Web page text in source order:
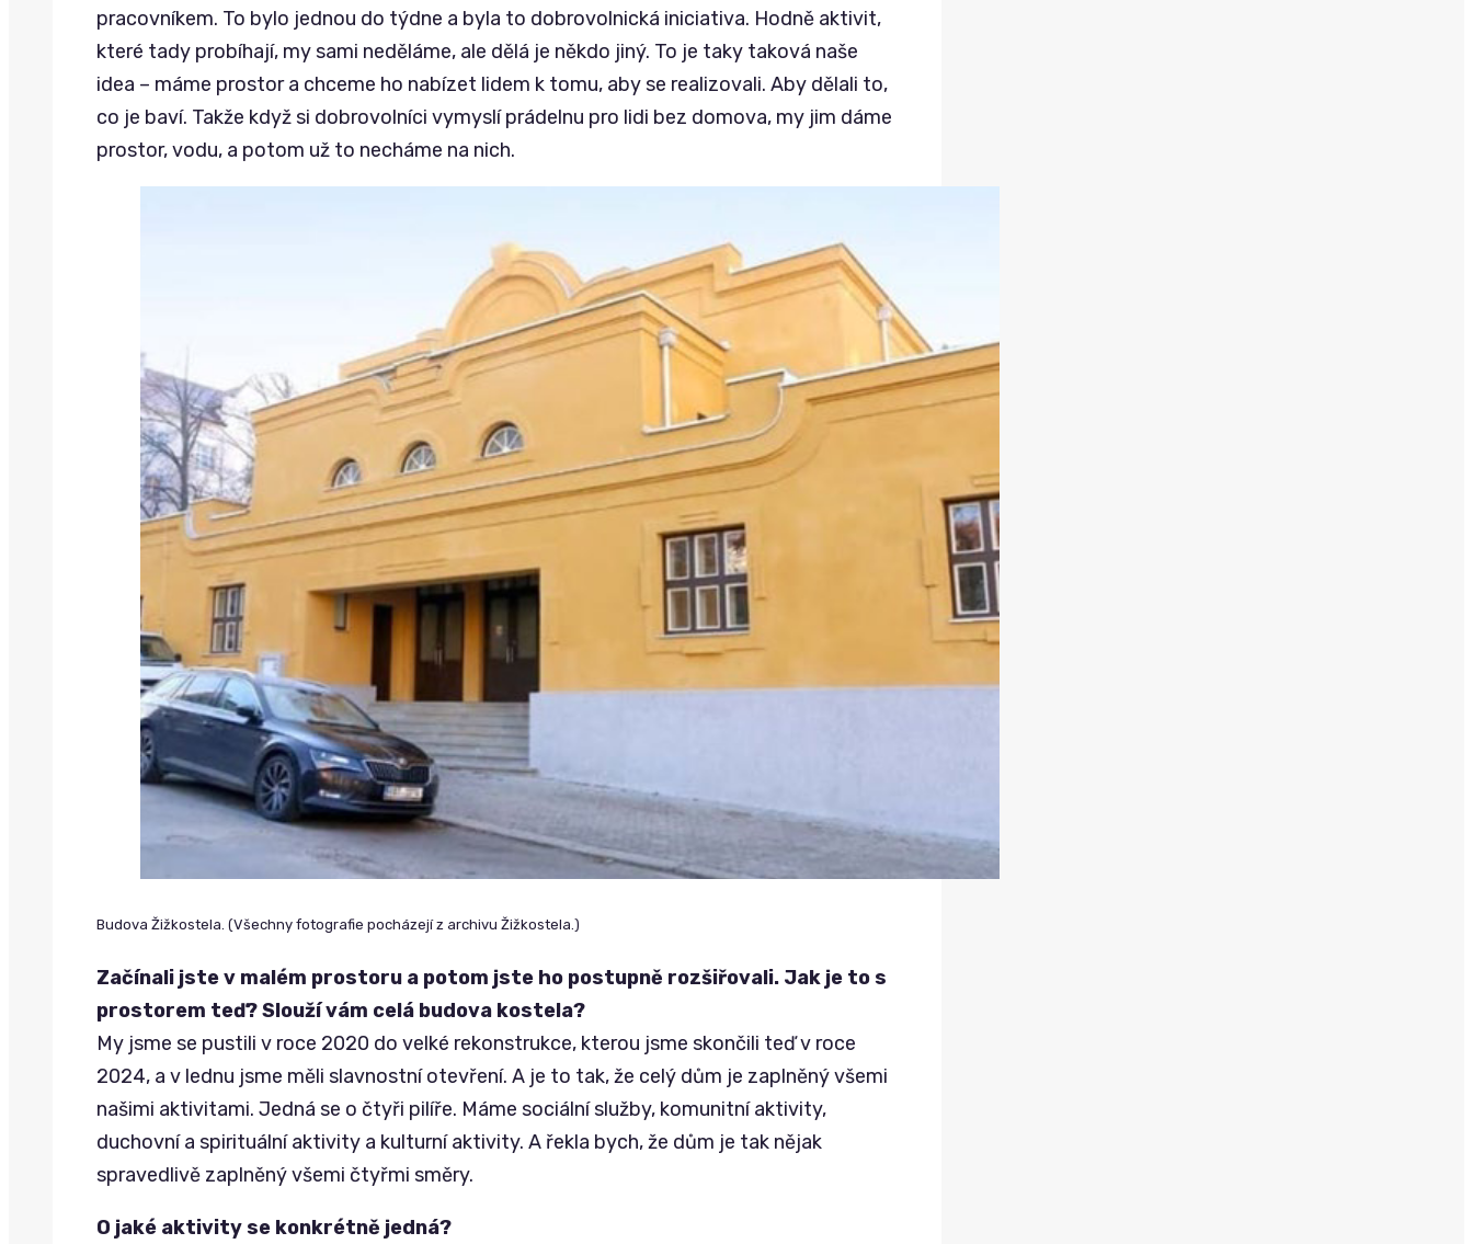
pracovníkem. To bylo jednou do týdne a byla to dobrovolnická iniciativa. Hodně aktivit,
které tady probíhají, my sami neděláme, ale dělá je někdo jiný. To je taky taková naše
idea – máme prostor a chceme ho nabízet lidem k tomu, aby se realizovali. Aby dělali to,
co je baví. Takže když si dobrovolníci vymyslí prádelnu pro lidi bez domova, my jim dáme
prostor, vodu, a potom už to necháme na nich.
Budova Žižkostela. (Všechny fotografie pocházejí z archivu Žižkostela.)
Začínali jste v malém prostoru a potom jste ho postupně rozšiřovali. Jak je to s
prostorem teď? Slouží vám celá budova kostela?
My jsme se pustili v roce 2020 do velké rekonstrukce, kterou jsme skončili teď v roce
2024, a v lednu jsme měli slavnostní otevření. A je to tak, že celý dům je zaplněný všemi
našimi aktivitami. Jedná se o čtyři pilíře. Máme sociální služby, komunitní aktivity,
duchovní a spirituální aktivity a kulturní aktivity. A řekla bych, že dům je tak nějak
spravedlivě zaplněný všemi čtyřmi směry.
O jaké aktivity se konkrétně jedná?